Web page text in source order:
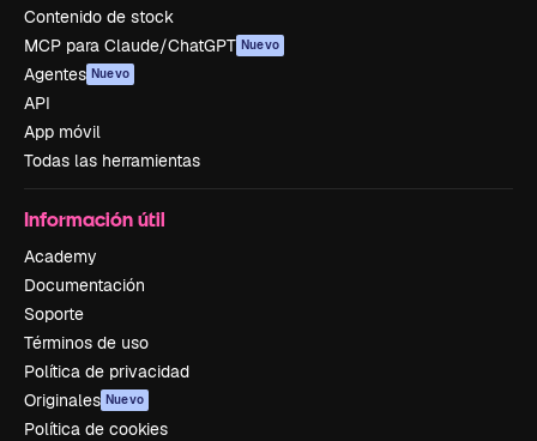
Contenido de stock
MCP para Claude/ChatGPT Nuevo
Agentes Nuevo
API
App móvil
Todas las herramientas
Información útil
Academy
Documentación
Soporte
Términos de uso
Política de privacidad
Originales Nuevo
Política de cookies